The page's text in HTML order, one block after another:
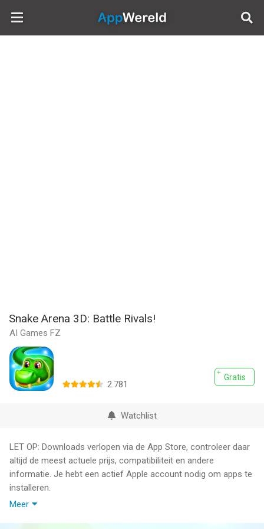
AppWereld
Snake Arena 3D: Battle Rivals!
AI Games FZ
Gratis
2.781
Watchlist
LET OP: Downloads verlopen via de App Store, controleer daar
altijd de meest actuele prijs, compatibiliteit en andere
informatie. Je hebt een actief Apple account nodig om apps te
installeren.
Meer